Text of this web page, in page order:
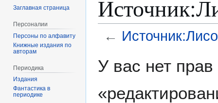
←
У вас нет
Заглавная страница
Персоналии
Персоны по алфавиту
Книжные издания по
авторам
Периодика
Издания
Фантастика в
периодике